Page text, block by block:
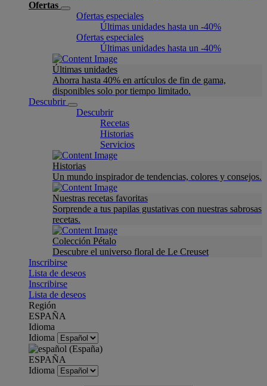
Ofertas
Ofertas especiales
Últimas unidades hasta un -40%
Ofertas especiales
Últimas unidades hasta un -40%
Últimas unidades
Ahorra hasta 40% en artículos de fin de gama,
disponibles solo por tiempo limitado.
Descubrir
Descubrir
Recetas
Historias
Servicios
Historias
Un mundo inspirador de tendencias, colores y consejos.
Nuestras recetas favoritas
Sorprende a tus papilas gustativas con nuestras sabrosas
recetas.
Colección Pétalo
Descubre el universo floral de Le Creuset
Inscribirse
Lista de deseos
Inscribirse
Lista de deseos
Región
ESPAÑA
Idioma
Idioma
ESPAÑA
Idioma